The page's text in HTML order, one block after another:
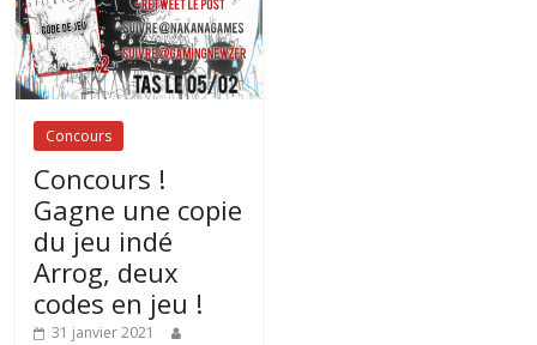
Concours
Concours !
Gagne une copie
du jeu indé
Arrog, deux
codes en jeu !
31 janvier 2021